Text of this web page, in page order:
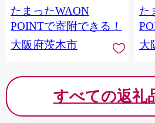
たまったWAON
POINTで寄附できる！
大阪府茨木市
た
大
すべての返礼